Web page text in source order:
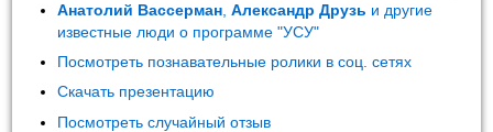
Анатолий Вассерман ,Александр Друзь и другие
известные люди о программе "УСУ"
Посмотреть познавательные ролики в соц. сетях
Скачать презентацию
Посмотреть случайный отзыв